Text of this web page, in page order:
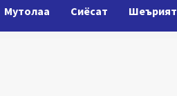
Мутолаа Сиёсат Шеърият